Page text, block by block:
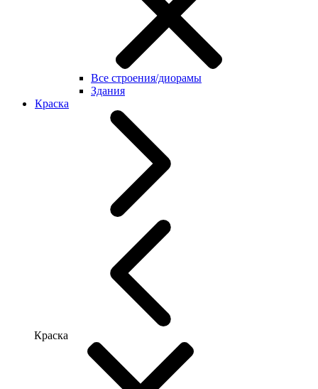
Все строения/диорамы
Здания
Краска
Краска